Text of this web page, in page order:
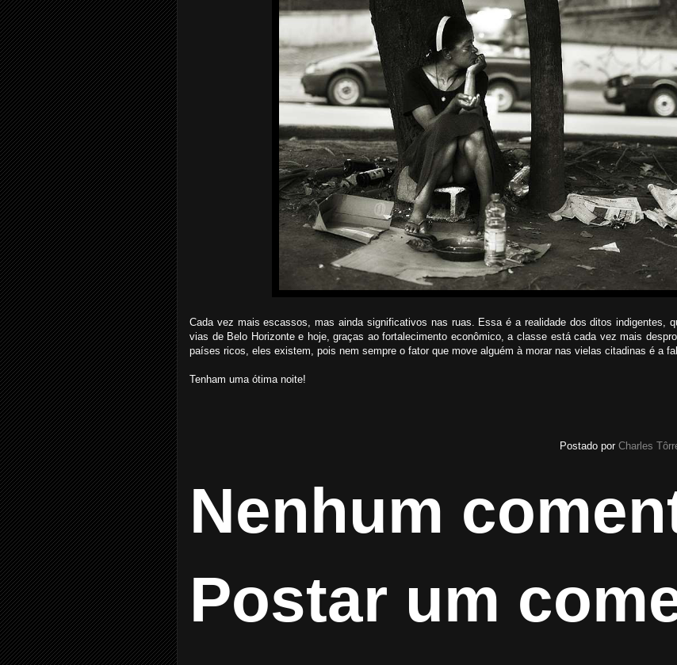
Cada vez mais escassos, mas ainda significativos nas ruas. Essa é a realidade dos ditos indigentes,
vias de Belo Horizonte e hoje, graças ao fortalecimento econômico, a classe está cada vez mais
países ricos, eles existem, pois nem sempre o fator que move alguém à morar nas vielas citadinas é a
Tenham uma ótima noite!
Postado por Charles
Nenhum
Postar um